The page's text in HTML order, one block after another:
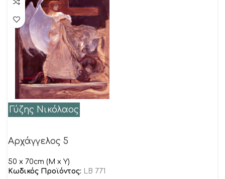
Γύζης Νικόλαος
Αρχάγγελος 5
50 x 70cm (M x Y)
Κωδικός Προϊόντος: LB 771